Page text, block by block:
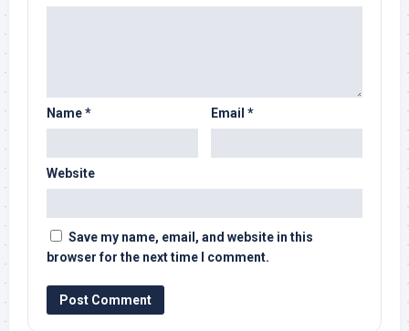
Name* Email *
Website
Save my name, email, and website in this
browser for the next time I comment.